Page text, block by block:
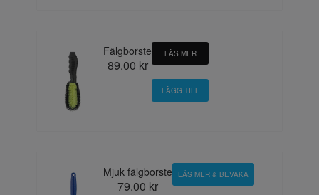
Fälgborste
89.00 kr
LÄS MER
Mjuk fälgborste
79.00 kr
LÄS MER & BEVAKA